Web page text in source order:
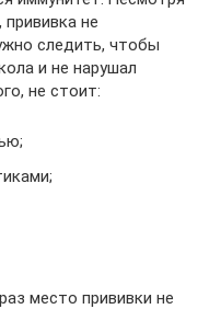
не
следить, чтобы
и не нарушал
не стоит:
место прививки не